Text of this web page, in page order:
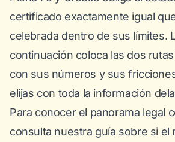
certificado exactamente igual
celebrada dentro de sus límites.
continuación coloca las dos
con sus números y sus
elijas con toda la información
Para conocer el panorama legal
consulta nuestra guía sobre si el